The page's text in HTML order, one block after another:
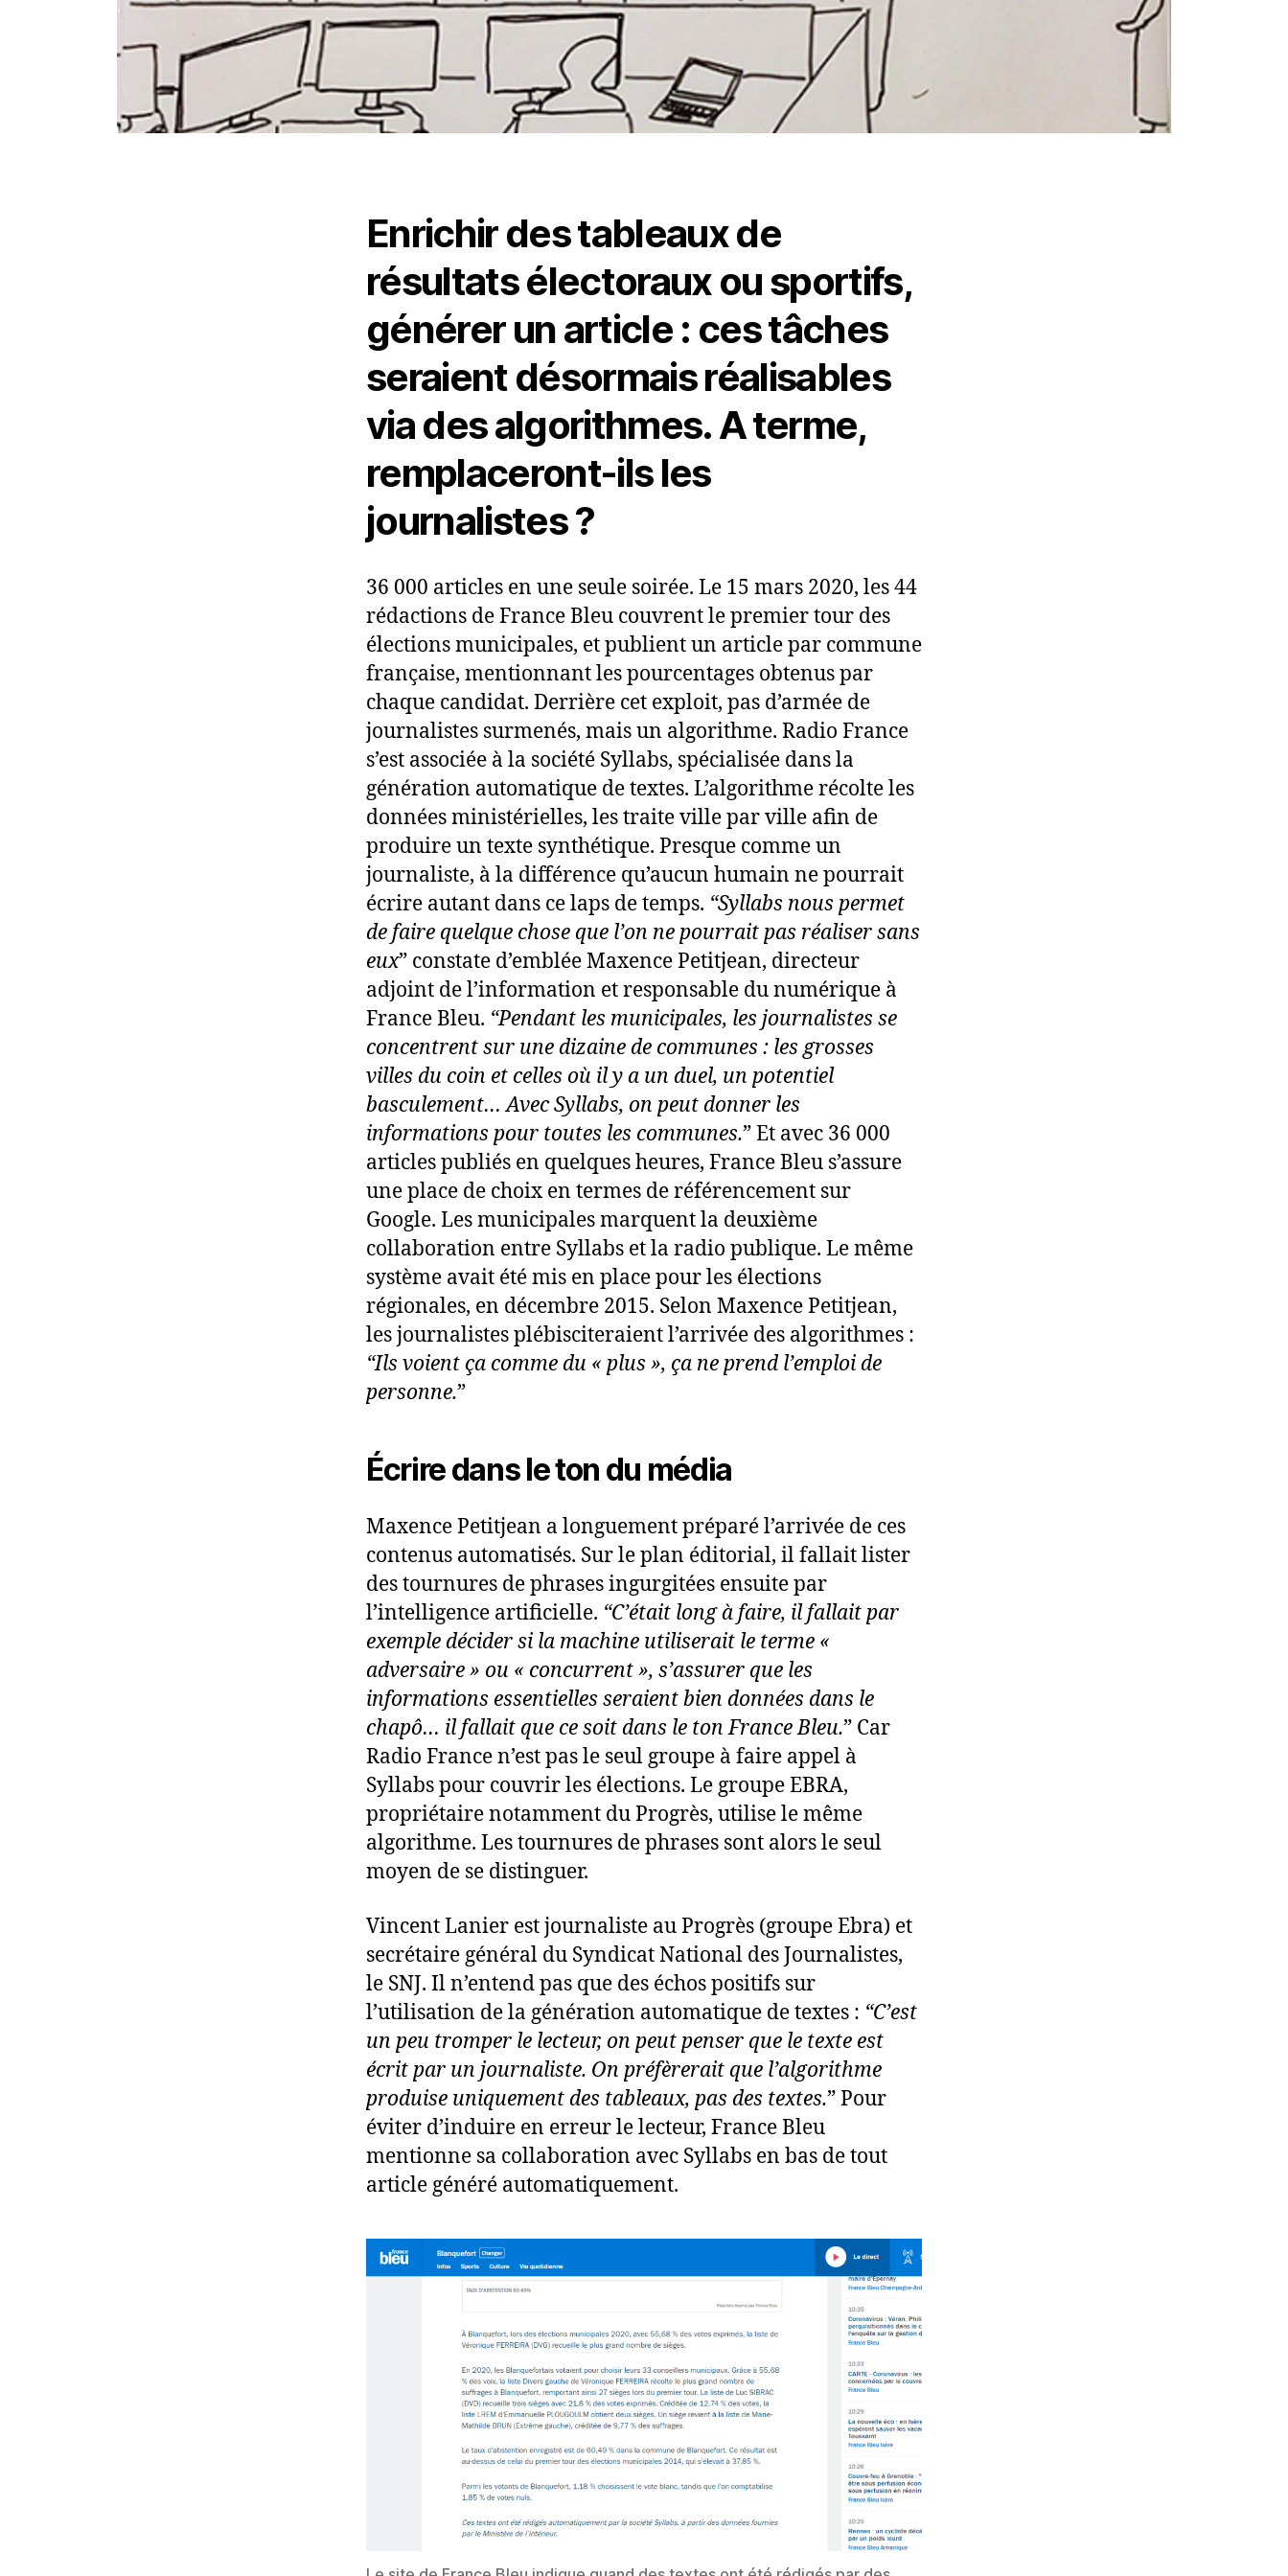
Enrichir des tableaux de
résultats électoraux ou sportifs,
générer un article : ces tâches
seraient désormais réalisables
via des algorithmes. A terme,
remplaceront-ils les
journalistes ?
36 000 articles en une seule soirée. Le 15 mars 2020, les 44
rédactions de France Bleu couvrent le premier tour des
élections municipales, et publient un article par commune
française, mentionnant les pourcentages obtenus par
chaque candidat. Derrière cet exploit, pas d’armée de
journalistes surmenés, mais un algorithme. Radio France
s’est associée à la société Syllabs, spécialisée dans la
génération automatique de textes. L’algorithme récolte les
données ministérielles, les traite ville par ville afin de
produire un texte synthétique. Presque comme un
journaliste, à la différence qu’aucun humain ne pourrait
écrire autant dans ce laps de temps. “Syllabs nous permet
de faire quelque chose que l’on ne pourrait pas réaliser sans
eux” constate d’emblée Maxence Petitjean, directeur
adjoint de l’information et responsable du numérique à
France Bleu. “Pendant les municipales, les journalistes se
concentrent sur une dizaine de communes : les grosses
villes du coin et celles où il y a un duel, un potentiel
basculement… Avec Syllabs, on peut donner les
informations pour toutes les communes.” Et avec 36 000
articles publiés en quelques heures, France Bleu s’assure
une place de choix en termes de référencement sur
Google. Les municipales marquent la deuxième
collaboration entre Syllabs et la radio publique. Le même
système avait été mis en place pour les élections
régionales, en décembre 2015. Selon Maxence Petitjean,
les journalistes plébisciteraient l’arrivée des algorithmes :
“Ils voient ça comme du « plus », ça ne prend l’emploi de
personne.”
Écrire dans le ton du média
Maxence Petitjean a longuement préparé l’arrivée de ces
contenus automatisés. Sur le plan éditorial, il fallait lister
des tournures de phrases ingurgitées ensuite par
l’intelligence artificielle. “C’était long à faire, il fallait par
exemple décider si la machine utiliserait le terme «
adversaire » ou « concurrent », s’assurer que les
informations essentielles seraient bien données dans le
chapô… il fallait que ce soit dans le ton France Bleu.” Car
Radio France n’est pas le seul groupe à faire appel à
Syllabs pour couvrir les élections. Le groupe EBRA,
propriétaire notamment du Progrès, utilise le même
algorithme. Les tournures de phrases sont alors le seul
moyen de se distinguer.
Vincent Lanier est journaliste au Progrès (groupe Ebra) et
secrétaire général du Syndicat National des Journalistes,
le SNJ. Il n’entend pas que des échos positifs sur
l’utilisation de la génération automatique de textes : “C’est
un peu tromper le lecteur, on peut penser que le texte est
écrit par un journaliste. On préfèrerait que l’algorithme
produise uniquement des tableaux, pas des textes.” Pour
éviter d’induire en erreur le lecteur, France Bleu
mentionne sa collaboration avec Syllabs en bas de tout
article généré automatiquement.